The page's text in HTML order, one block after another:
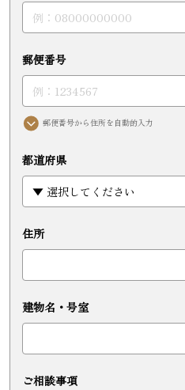
郵便番号
郵便番号から住所を自動的入力
都道府県
住所
建物名・号室
ご相談事項